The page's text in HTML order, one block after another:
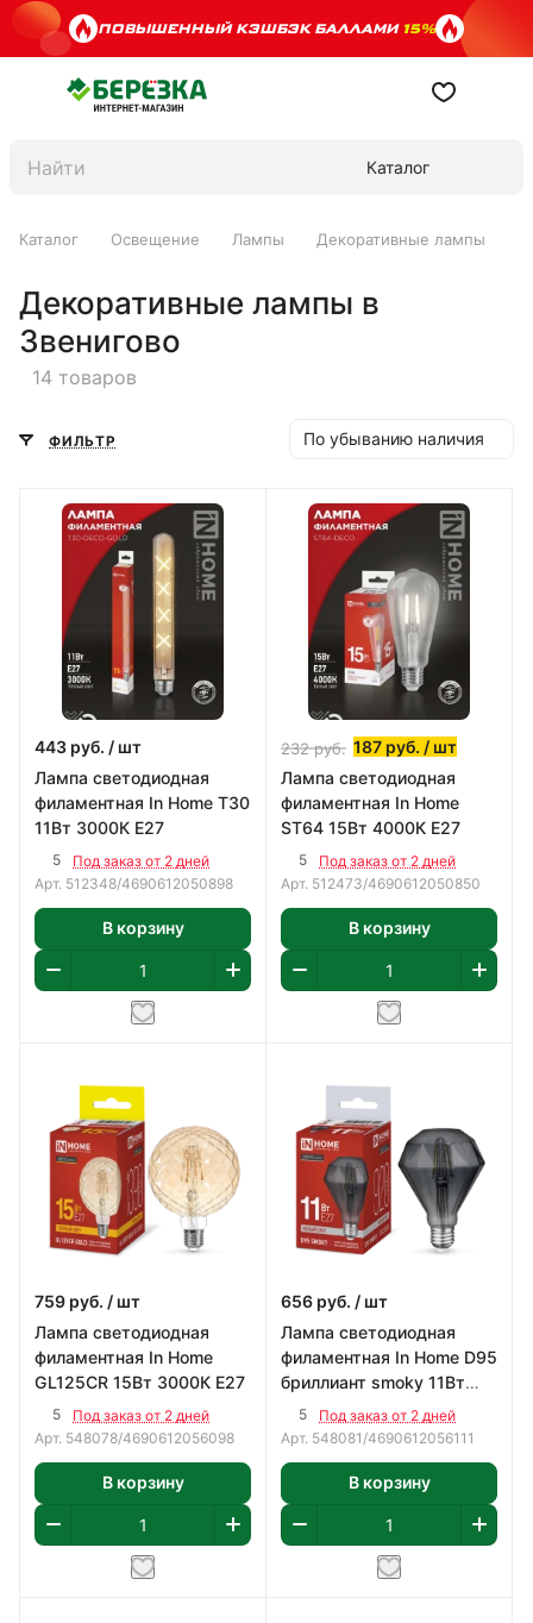
ПОВЫШЕННЫЙ КЭШБЭК БАЛЛАМИ15%
Каталог
Каталог Освещение Лампы Декоративные лампы
Декоративные лампы в
Звенигово
14 товаров
ФИЛЬТР По убыванию наличия
443 руб. / шт
Лампа светодиодная
филаментная In Home T30
11Вт 3000К Е27
5
Под заказ от 2 дней
Арт. 512348/4690612050898
В корзину
232руб. 187 руб. / шт
Лампа светодиодная
филаментная In Home
ST64 15Вт 4000К Е27
5
Под заказ от 2 дней
Арт. 512473/4690612050850
В корзину
759 руб. / шт
Лампа светодиодная
филаментная In Home
GL125CR 15Вт 3000К Е27
5
Под заказ от 2 дней
Арт. 548078/4690612056098
В корзину
656 руб. / шт
Лампа светодиодная
филаментная In Home D95
бриллиант smoky 11Вт
4000К Е27
5
Под заказ от 2 дней
Арт. 548081/4690612056111
В корзину